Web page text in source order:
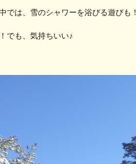
では、雪のシャワーを浴びる遊びも！
でも、気持ちいい♪